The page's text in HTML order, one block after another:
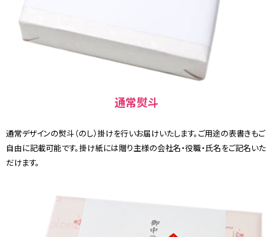
通常熨斗
通常デザインの熨斗（のし）掛けを行いお届けいたします。ご用途の表書きもご
自由に記載可能です。掛け紙には贈り主様の会社名・役職・氏名をご記名いた
だけます。